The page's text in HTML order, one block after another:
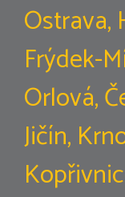
Ostrava,
Frýdek-
Orlová,
Jičín,